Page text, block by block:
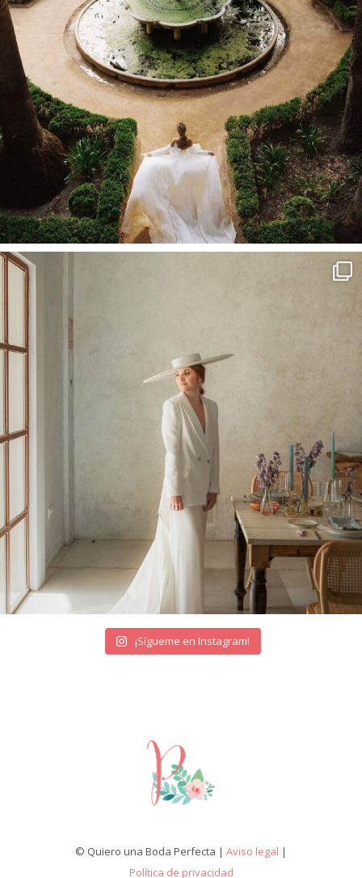
¡Sígueme en Instagram!
© Quiero una Boda Perfecta | Aviso legal |
Política de privacidad